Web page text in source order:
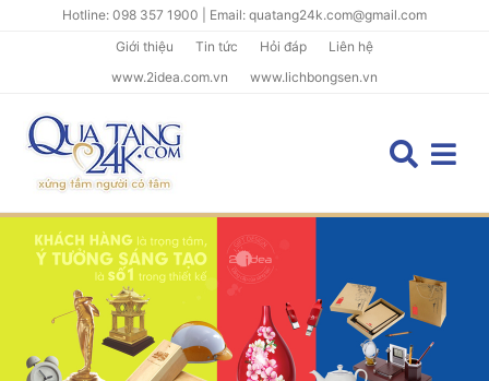
Hotline: 098 357 1900 | Email: quatang24k.com@gmail.com
Giới thiệu
Tin tức Hỏi đáp
Liên hệ
www.2idea.com.vn
www.lichbongsen.vn